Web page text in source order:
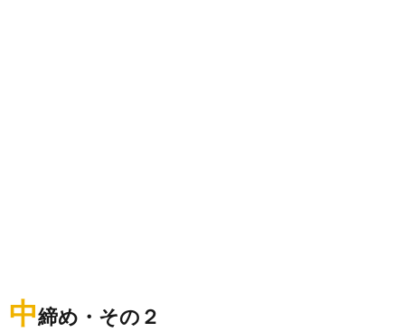
中締め・その２